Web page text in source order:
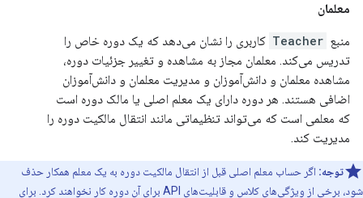
معلمان
منبع Teacher کاربری را نشان می‌دهد که یک دوره خاص را
تدریس می‌کند. معلمان مجاز به مشاهده و تغییر جزئیات دوره،
مشاهده معلمان و دانش‌آموزان و مدیریت معلمان و دانش‌آموزان
اضافی هستند. هر دوره دارای یک معلم اصلی یا مالک دوره است
که معلمی است که می‌تواند تنظیماتی مانند انتقال مالکیت دوره را
مدیریت کند.
توجه: اگر حساب معلم اصلی قبل از انتقال مالکیت دوره به یک معلم همکار حذف
شود، برخی از ویژگی‌های کلاس و قابلیت‌های API برای آن دوره کار نخواهند کرد. برای